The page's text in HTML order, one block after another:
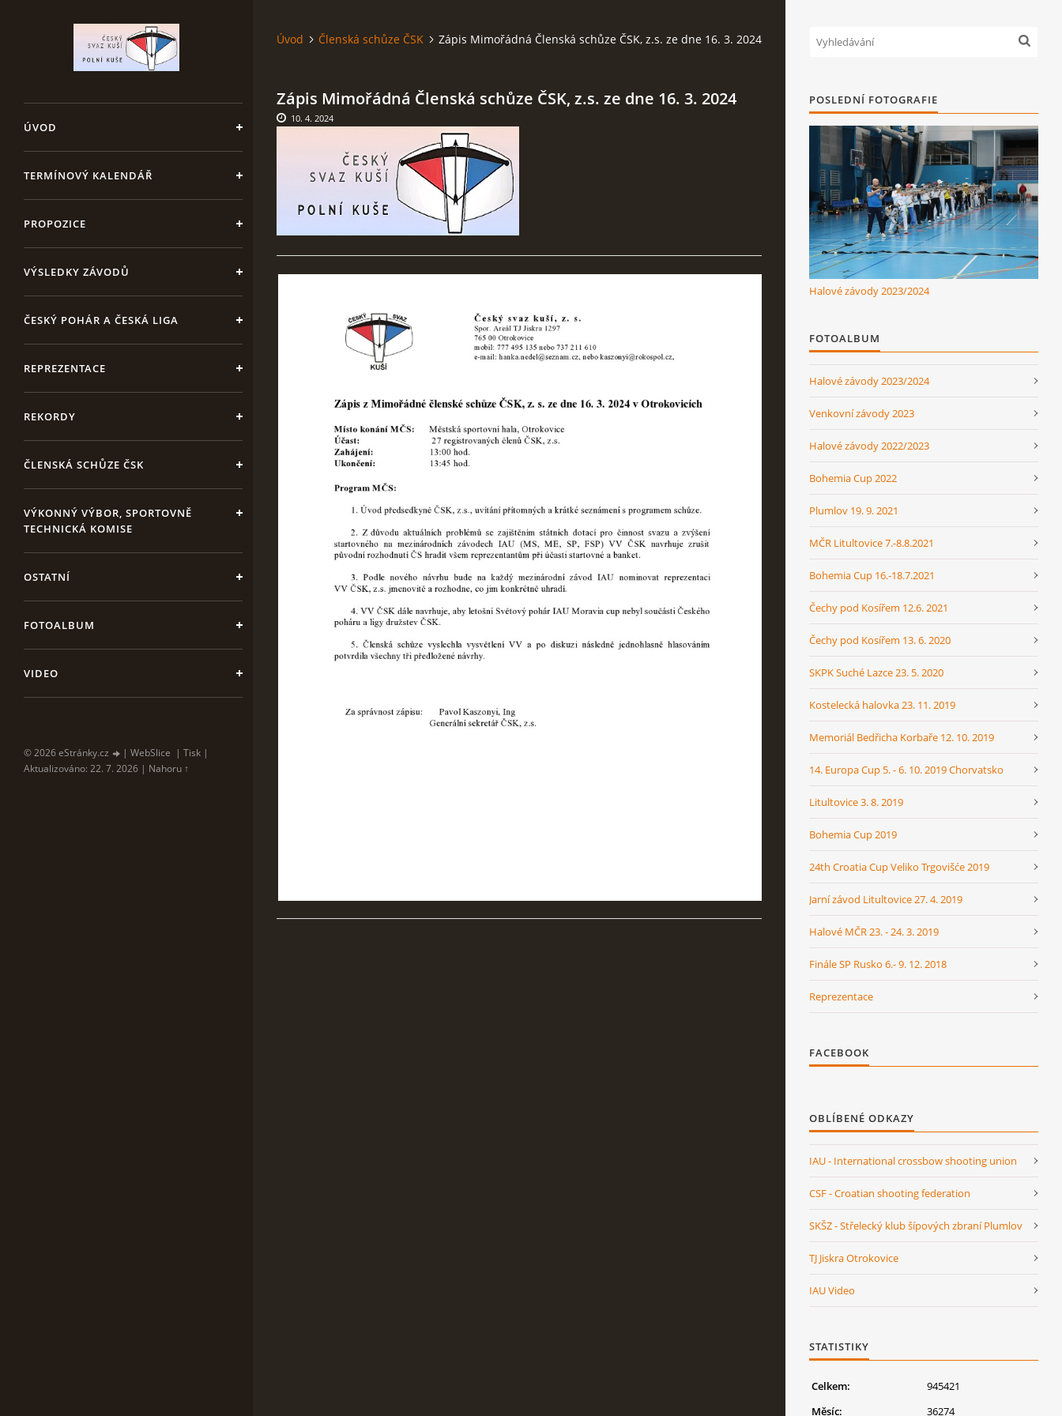
ÚVOD
TERMÍNOVÝ KALENDÁŘ
PROPOZICE
VÝSLEDKY ZÁVODŮ
ČESKÝ POHÁR A ČESKÁ LIGA
REPREZENTACE
REKORDY
ČLENSKÁ SCHŮZE ČSK
VÝKONNÝ VÝBOR, SPORTOVNĚ
TECHNICKÁ KOMISE
OSTATNÍ
FOTOALBUM
VIDEO
© 2026 eStránky.cz | WebSlice | Tisk |
Aktualizováno: 22. 7. 2026 | Nahoru ↑
Úvod Členská schůze ČSK Zápis Mimořádná Členská schůze ČSK, z.s. ze dne 16. 3. 2024
Zápis Mimořádná Členská schůze ČSK, z.s. ze dne 16. 3. 2024
10. 4. 2024
POSLEDNÍ FOTOGRAFIE
Halové závody 2023/2024
FOTOALBUM
Halové závody 2023/2024
Venkovní závody 2023
Halové závody 2022/2023
Bohemia Cup 2022
Plumlov 19. 9. 2021
MČR Litultovice 7.-8.8.2021
Bohemia Cup 16.-18.7.2021
Čechy pod Kosířem 12.6. 2021
Čechy pod Kosířem 13. 6. 2020
SKPK Suché Lazce 23. 5. 2020
Kostelecká halovka 23. 11. 2019
Memoriál Bedřicha Korbaře 12. 10. 2019
14. Europa Cup 5. - 6. 10. 2019 Chorvatsko
Litultovice 3. 8. 2019
Bohemia Cup 2019
24th Croatia Cup Veliko Trgovišće 2019
Jarní závod Litultovice 27. 4. 2019
Halové MČR 23. - 24. 3. 2019
Finále SP Rusko 6.- 9. 12. 2018
Reprezentace
FACEBOOK
OBLÍBENÉ ODKAZY
IAU - International crossbow shooting union
CSF - Croatian shooting federation
SKŠZ - Střelecký klub šípových zbraní Plumlov
TJ Jiskra Otrokovice
IAU Video
STATISTIKY
Celkem:
945421
Měsíc:
36274